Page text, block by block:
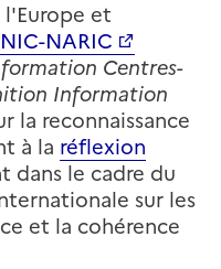
et
NARIC
Centres-
Information
la reconnaissance
à la réflexion
dans le cadre du
sur les
et la cohérence